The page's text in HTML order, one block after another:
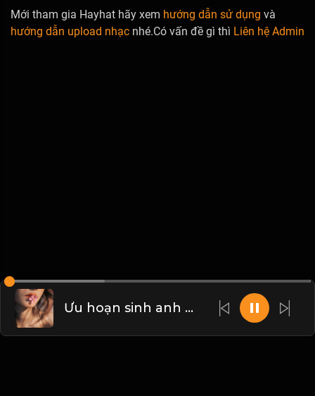
Mới tham gia Hayhat hãy xem hướng dẫn sử dụng và
hướng dẫn upload nhạc nhé.Có vấn đề gì thì Liên hệ Admin
Ưu hoạn sinh anh hùng, an nhàn sinh kẻ tầm thường! & Đạo